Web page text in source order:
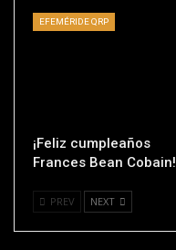
EFEMÉRIDE QRP
¡Feliz cumpleaños
Frances Bean Cobain!
PREV NEXT